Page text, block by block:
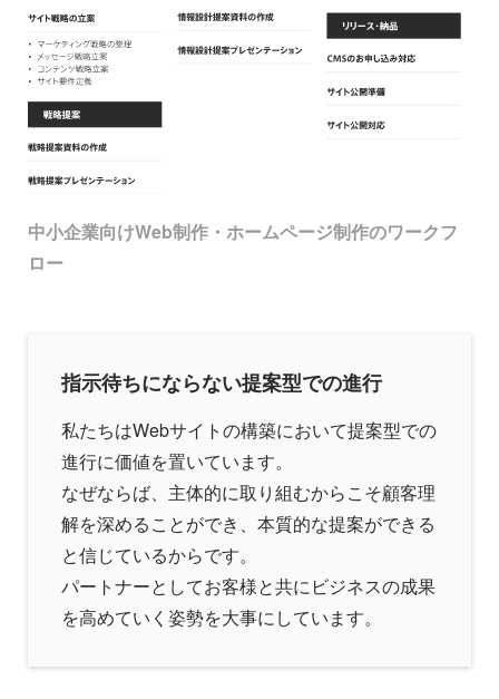
中小企業向けWeb制作・ホームページ制作のワークフ
ロー
指示待ちにならない提案型での進行
私たちはWebサイトの構築において提案型での
進行に価値を置いています。
なぜならば、主体的に取り組むからこそ顧客理
解を深めることができ、本質的な提案ができる
と信じているからです。
パートナーとしてお客様と共にビジネスの成果
を高めていく姿勢を大事にしています。